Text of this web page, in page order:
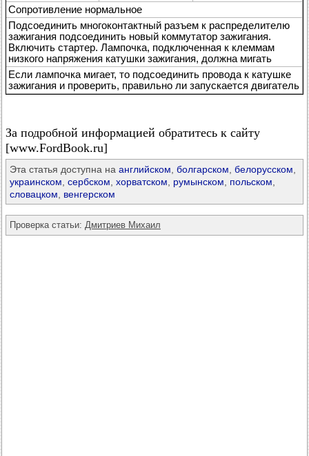
Сопротивление нормальное
Подсоединить многоконтактный разъем к распределителю
зажигания подсоединить новый коммутатор зажигания.
Включить стартер. Лампочка, подключенная к клеммам
низкого напряжения катушки зажигания, должна мигать
Если лампочка мигает, то подсоединить провода к катушке
зажигания и проверить, правильно ли запускается двигатель
За подробной информацией обратитесь к сайту
[www.FordBook.ru]
Эта статья доступна на английском болгарском белорусском
украинском сербском хорватском румынском польском
словацком
венгерском
Проверка статьи: Дмитриев Михаил